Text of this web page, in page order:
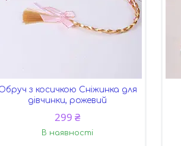
з косичкою Сніжинка для
дівчинки, рожевий
299 ₴
В наявності